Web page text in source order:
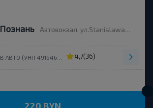
Познань Автовокзал, ул.Stanislawa Matyi 2
4,7(36)
220 BYN